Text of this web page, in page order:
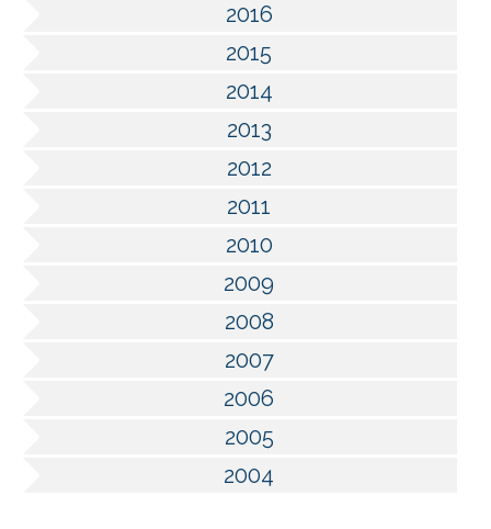
2016
2015
2014
2013
2012
2011
2010
2009
2008
2007
2006
2005
2004